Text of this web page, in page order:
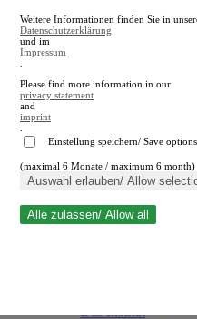
A
A
Suche schließen
Weitere Informationen finden Sie in
Datenschutzerklärung
und im
Impressum
Please find more information in our
privacy statement
and
imprint
Einstellung speichern/ Save options
(maximal 6 Monate / maximum 6 month)
Auswahl erlauben/ Allow
Alle zulassen/ Allow all